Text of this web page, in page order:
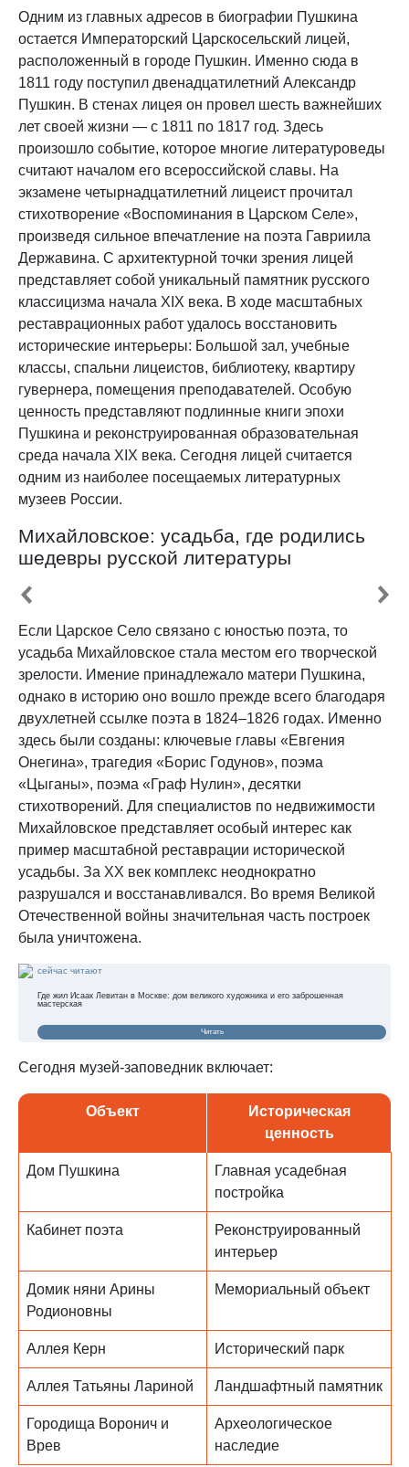
Одним из главных адресов в биографии Пушкина
остается Императорский Царскосельский лицей,
расположенный в городе Пушкин. Именно сюда в
1811 году поступил двенадцатилетний Александр
Пушкин. В стенах лицея он провел шесть важнейших
лет своей жизни — с 1811 по 1817 год. Здесь
произошло событие, которое многие литературоведы
считают началом его всероссийской славы. На
экзамене четырнадцатилетний лицеист прочитал
стихотворение «Воспоминания в Царском Селе»,
произведя сильное впечатление на поэта Гавриила
Державина. С архитектурной точки зрения лицей
представляет собой уникальный памятник русского
классицизма начала XIX века. В ходе масштабных
реставрационных работ удалось восстановить
исторические интерьеры: Большой зал, учебные
классы, спальни лицеистов, библиотеку, квартиру
гувернера, помещения преподавателей. Особую
ценность представляют подлинные книги эпохи
Пушкина и реконструированная образовательная
среда начала XIX века. Сегодня лицей считается
одним из наиболее посещаемых литературных
музеев России.
Михайловское: усадьба, где родились
шедевры русской литературы
Если Царское Село связано с юностью поэта, то
усадьба Михайловское стала местом его творческой
зрелости. Имение принадлежало матери Пушкина,
однако в историю оно вошло прежде всего благодаря
двухлетней ссылке поэта в 1824–1826 годах. Именно
здесь были созданы: ключевые главы «Евгения
Онегина», трагедия «Борис Годунов», поэма
«Цыганы», поэма «Граф Нулин», десятки
стихотворений. Для специалистов по недвижимости
Михайловское представляет особый интерес как
пример масштабной реставрации исторической
усадьбы. За XX век комплекс неоднократно
разрушался и восстанавливался. Во время Великой
Отечественной войны значительная часть построек
была уничтожена.
сейчас читают
Где жил Исаак Левитан в Москве: дом великого художника и его заброшенная
мастерская
Читать
Сегодня музей-заповедник включает:
Объект
Историческая
ценность
Дом Пушкина
Главная усадебная
постройка
Кабинет поэта
Реконструированный
интерьер
Домик няни Арины
Родионовны
Мемориальный объект
Аллея Керн Исторический парк
Аллея Татьяны Лариной Ландшафтный памятник
Городища Воронич и
Врев
Археологическое
наследие